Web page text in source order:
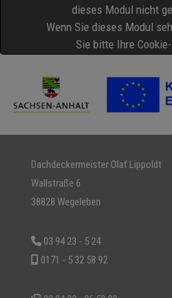
dieses Modul nicht
Wenn Sie dieses Modul
Sie bitte Ihre
Cookie
Dachdeckermeister Olaf Lippoldt
Wallstraße 6
38828 Wegeleben
03 94 23 - 5 24
0171 - 5 32 58 92